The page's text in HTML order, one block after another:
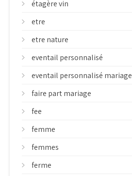
étagère vin
etre
etre nature
eventail personnalisé
eventail personnalisé mariage
faire part mariage
fee
femme
femmes
ferme